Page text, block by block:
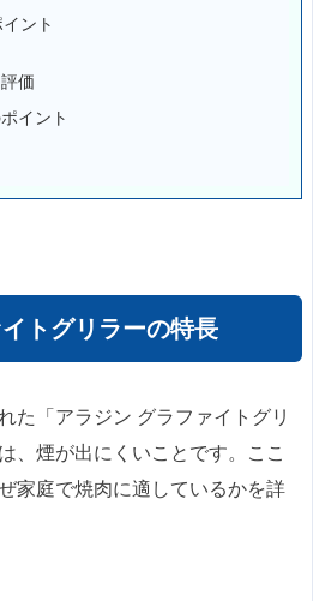
ント
価
イント
トグリラーの特長
た「アラジン グラファイトグリ
、煙が出にくいことです。ここ
家庭で焼肉に適しているかを詳